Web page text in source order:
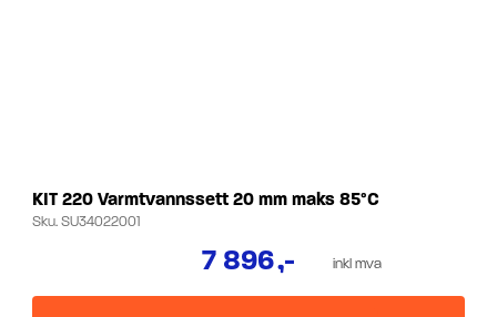
KIT 220 Varmtvannssett 20 mm maks 85°C
Sku.SU34022001
7 896,- inkl mva